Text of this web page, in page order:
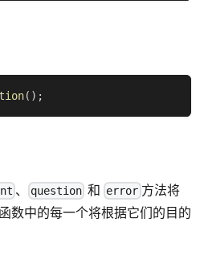
( ) ;
、 question 和 error 方法将
数中的每一个将根据它们的目的